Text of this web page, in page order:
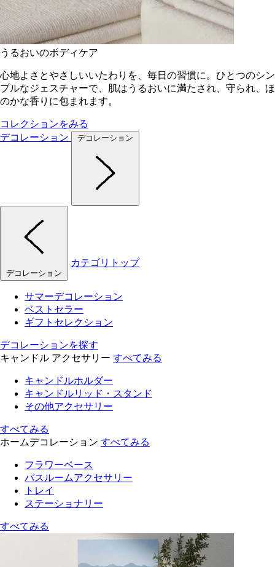
うるおいのボディケア
心地よさとやさしいいたわりを、毎日の習慣に。ひとつのシン
プルなジェスチャーで、肌はうるおいに満たされ、守られ、ほ
のかな香りに包まれます。
コレクションをみる
デコレーション
デコレーション
デコレーション
カテゴリトップ
サマーデコレーション
ベストセラー
ギフトセレクション
デコレーションを探す
キャンドル アクセサリー すべてみる
キャンドルホルダー
キャンドルリッド・スタンド
その他アクセサリー
すべてみる
ホームデコレーション すべてみる
フラワーベース
バスルームアクセサリー
トレイ
ステーショナリー
すべてみる